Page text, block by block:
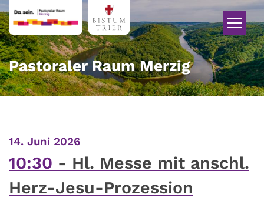
Zum Inhalt springen
Pastoraler Raum Merzig
14. Juni 2026:
10:30
Hl. Messe mit anschl.
Herz-Jesu-Prozession